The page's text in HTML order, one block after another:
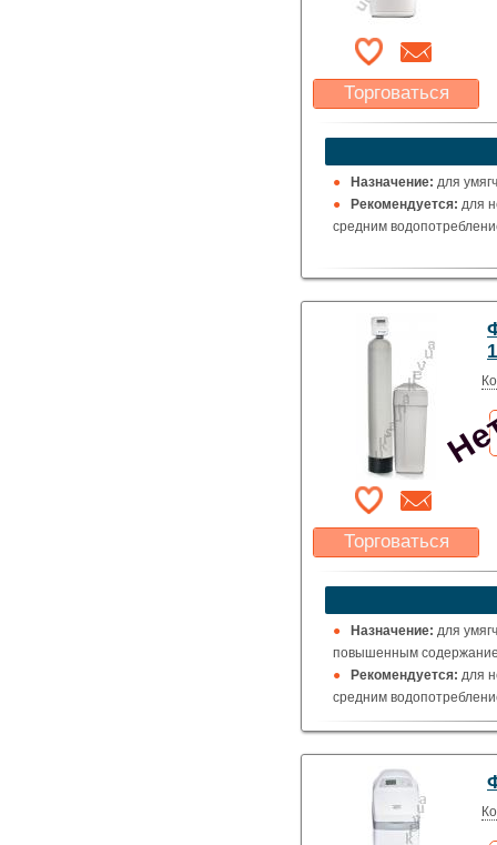
Торговаться
Какая цена Вас
устроит?
Указать цену
Назначение: для
Рекомендуется: для
средним
Торговаться
Какая цена Вас
устроит?
Указать цену
Назначение: для
повышенным
Рекомендуется: для
средним